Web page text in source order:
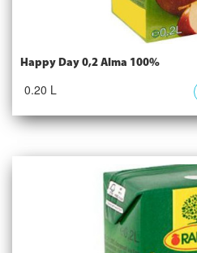
Happy Day 0,2 Alma 100%
0.20 L